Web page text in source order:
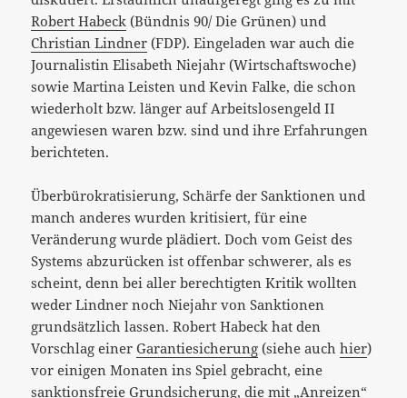
Robert Habeck (Bündnis 90/ Die Grünen) und
Christian Lindner (FDP). Eingeladen war auch die
Journalistin Elisabeth Niejahr (Wirtschaftswoche)
sowie Martina Leisten und Kevin Falke, die schon
wiederholt bzw. länger auf Arbeitslosengeld II
angewiesen waren bzw. sind und ihre Erfahrungen
berichteten.
Überbürokratisierung, Schärfe der Sanktionen und
manch anderes wurden kritisiert, für eine
Veränderung wurde plädiert. Doch vom Geist des
Systems abzurücken ist offenbar schwerer, als es
scheint, denn bei aller berechtigten Kritik wollten
weder Lindner noch Niejahr von Sanktionen
grundsätzlich lassen. Robert Habeck hat den
Vorschlag einerGarantiesicherung (siehe auchhier)
vor einigen Monaten ins Spiel gebracht, eine
sanktionsfreie Grundsicherung, die mit „Anreizen“